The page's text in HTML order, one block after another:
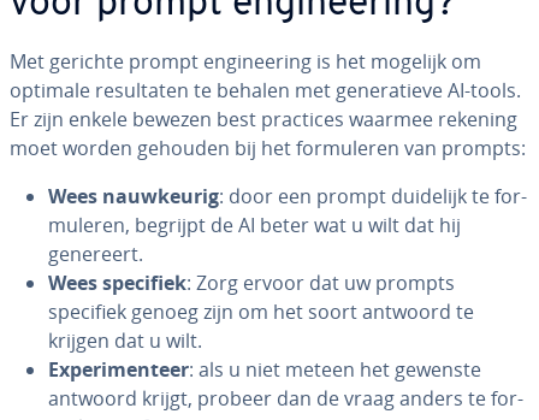
Met gerichte prompt en­gi­nee­ring is het mogelijk om
optimale re­sul­ta­ten te behalen met ge­ne­ra­tie­ve AI-tools.
Er zijn enkele bewezen best practices waarmee rekening
moet worden gehouden bij het for­mu­le­ren van prompts:
Wees nauw­keu­rig: door een prompt duidelijk te for­
mu­le­ren, begrijpt de AI beter wat u wilt dat hij
genereert.
Wees specifiek: Zorg ervoor dat uw prompts
specifiek genoeg zijn om het soort antwoord te
krijgen dat u wilt.
Ex­pe­ri­men­teer: als u niet meteen het gewenste
antwoord krijgt, probeer dan de vraag anders te for­